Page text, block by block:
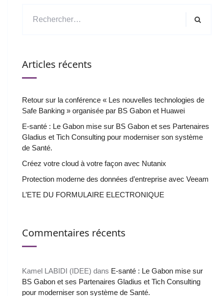
Articles récents
Retour sur la conférence « Les nouvelles technologies de
Safe Banking » organisée par BS Gabon et Huawei
E-santé : Le Gabon mise sur BS Gabon et ses Partenaires
Gladius et Tich Consulting pour moderniser son système
de Santé.
Créez votre cloud à votre façon avec Nutanix
Protection moderne des données d’entreprise avec Veeam
L’ETE DU FORMULAIRE ELECTRONIQUE
Commentaires récents
Kamel LABIDI (IDEE) dans E-santé : Le Gabon mise sur
BS Gabon et ses Partenaires Gladius et Tich Consulting
pour moderniser son système de Santé.